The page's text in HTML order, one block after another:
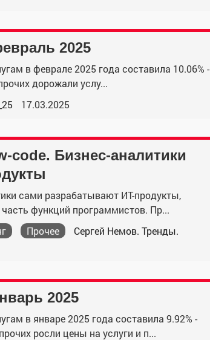
2025
в феврале 2025 года составила 10.06% -
дорожали услу...
17.03.2025
code. Бизнес-аналитики
сами разрабатывают ИТ-продукты,
функций программистов. Пр...
Прочее
Сергей Немов. Тренды.
2025
в январе 2025 года составила 9.92% -
росли цены на услуги и п...